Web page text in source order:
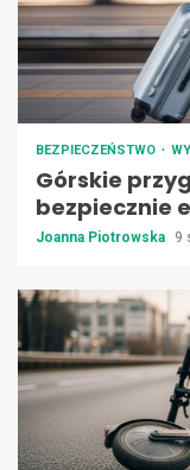
BEZPIECZEŃSTWO
Górskie
bezpiecznie
Joanna Piotrowska 9